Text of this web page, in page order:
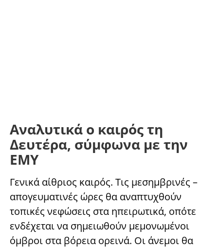
Αναλυτικά ο καιρός τη
Δευτέρα, σύμφωνα με την
ΕΜΥ
Γενικά αίθριος καιρός. Τις μεσημβρινές –
απογευματινές ώρες θα αναπτυχθούν
τοπικές νεφώσεις στα ηπειρωτικά, οπότε
ενδέχεται να σημειωθούν μεμονωμένοι
όμβροι στα βόρεια ορεινά. Οι άνεμοι θα